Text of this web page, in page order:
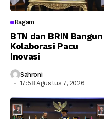
Ragam
BTN dan BRIN Bangun
Kolaborasi Pacu
Inovasi
Sahroni
17:58 Agustus 7, 2026